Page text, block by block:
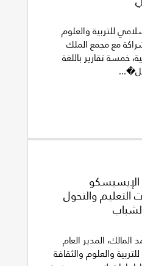
للتربية والعلوم
مع مجمع الملك
خمسة تقارير باللغة
الإيسيسكو
والتحول
المدير العام
والعلوم والثقافة